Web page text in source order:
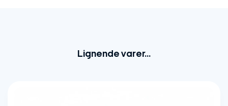
Lignende varer...